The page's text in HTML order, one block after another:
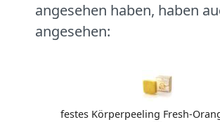
angesehen haben, haben
angesehen:
festes Körperpeeling Fresh-